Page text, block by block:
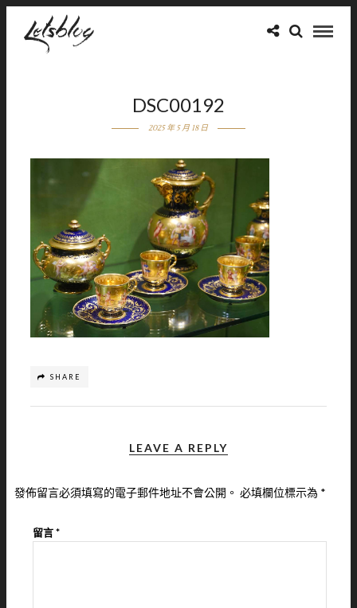
DSC00192
2025 年 5 月 18 日
SHARE
LEAVE A REPLY
發佈留言必須填寫的電子郵件地址不會公開。 必填欄位標示為 *
留言*